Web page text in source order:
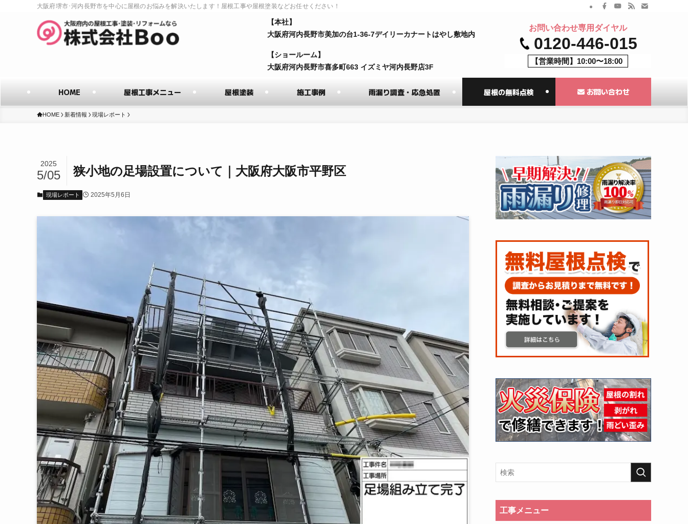
大阪府堺市･河内長野市を中心に屋根のお悩みを解決いたします！屋根工事や屋根塗装などお任せください！
HOME 屋根工事メニュー 屋根塗装 施工事例 雨漏り調査・応急処置 屋根の無料点検 お問い合わせ
【本社】
⼤阪府河内⻑野市美加の台1-36-7デイリーカナートはやし敷地内
【ショールーム】
⼤阪府河内⻑野市喜多町663 イズミヤ河内⻑野店3F
お問い合わせ専用ダイヤル
0120-446-015
【営業時間】10:00〜18:00
HOME 新着情報 現場レポート
狭小地の足場設置について｜大阪府大阪市平野区
2025
5/05
現場レポート 2025年5月6日
工事メニュー